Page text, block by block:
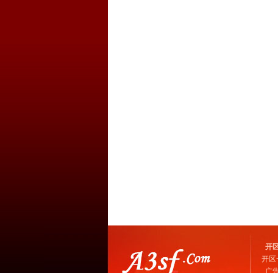
开
开区
广